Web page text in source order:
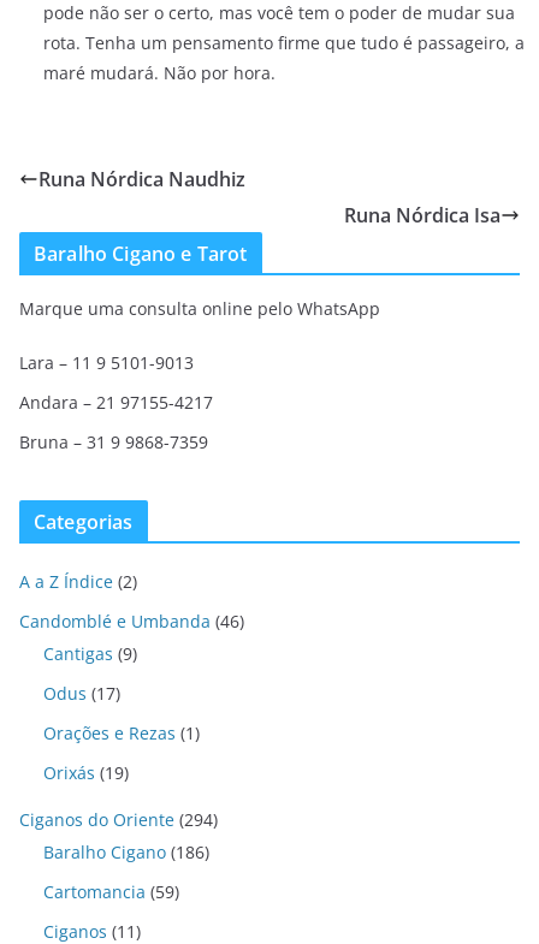
pode não ser o certo, mas você tem o poder de mudar sua
rota. Tenha um pensamento firme que tudo é passageiro, a
maré mudará. Não por hora.
Runa Nórdica Naudhiz
Runa Nórdica Isa
Baralho Cigano e Tarot
Marque uma consulta online pelo WhatsApp
Lara – 11 9 5101-9013
Andara – 21 97155-4217
Bruna – 31 9 9868-7359
Categorias
A a Z Índice (2)
Candomblé e Umbanda (46)
Cantigas (9)
Odus (17)
Orações e Rezas (1)
Orixás (19)
Ciganos do Oriente (294)
Baralho Cigano (186)
Cartomancia (59)
Ciganos (11)